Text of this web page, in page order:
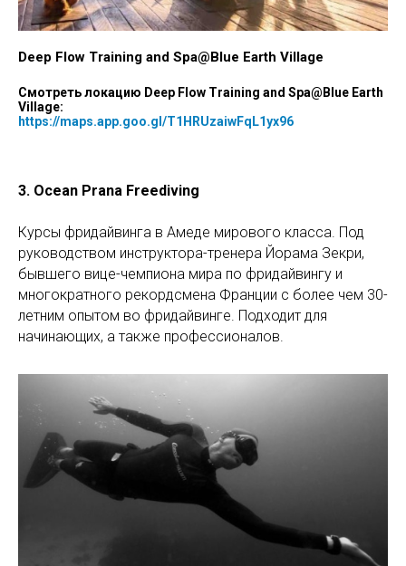
Deep Flow Training and Spa@Blue Earth Village
Смотреть локацию Deep Flow Training and Spa@Blue Earth
Village:
https://maps.app.goo.gl/T1HRUzaiwFqL1yx96
3. Ocean Prana Freediving
Курсы фридайвинга в Амеде мирового класса. Под
руководством инструктора-тренера Йорама Зекри,
бывшего вице-чемпиона мира по фридайвингу и
многократного рекордсмена Франции с более чем 30-
летним опытом во фридайвинге. Подходит для
начинающих, а также профессионалов.